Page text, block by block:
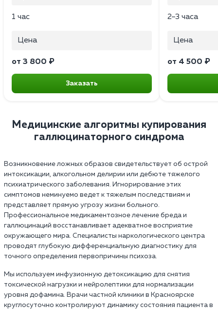
1 час
Цена
от 3 800 ₽
Заказать
2–3 часа
Цена
от 4 500 ₽
Медицинские алгоритмы купирования
галлюцинаторного синдрома
Возникновение ложных образов свидетельствует об острой
интоксикации, алкогольном делирии или дебюте тяжелого
психиатрического заболевания. Игнорирование этих
симптомов неминуемо ведет к тяжелым последствиям и
представляет прямую угрозу жизни больного.
Профессиональное медикаментозное лечение бреда и
галлюцинаций восстанавливает адекватное восприятие
окружающего мира. Специалисты наркологического центра
проводят глубокую дифференциальную диагностику для
точного определения первопричины психоза.
Мы используем инфузионную детоксикацию для снятия
токсической нагрузки и нейролептики для нормализации
уровня дофамина. Врачи частной клиники в Красноярске
круглосуточно контролируют динамику состояния пациента в